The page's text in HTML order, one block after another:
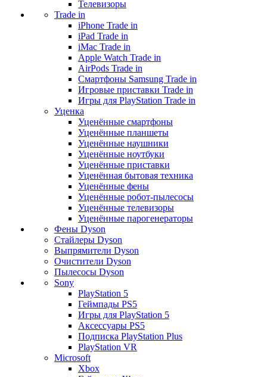
Телевизоры
Trade in
iPhone Trade in
iPad Trade in
iMac Trade in
Apple Watch Trade in
AirPods Trade in
Смартфоны Samsung Trade in
Игровые приставки Trade in
Игры для PlayStation Trade in
Уценка
Уценённые смартфоны
Уценённые планшеты
Уценённые наушники
Уценённые ноутбуки
Уценённые приставки
Уценённая бытовая техника
Уценённые фены
Уценённые робот-пылесосы
Уценённые телевизоры
Уценённые парогенераторы
Фены Dyson
Стайлеры Dyson
Выпрямители Dyson
Очистители Dyson
Пылесосы Dyson
Sony
PlayStation 5
Геймпады PS5
Игры для PlayStation 5
Аксессуары PS5
Подписка PlayStation Plus
PlayStation VR
Microsoft
Xbox